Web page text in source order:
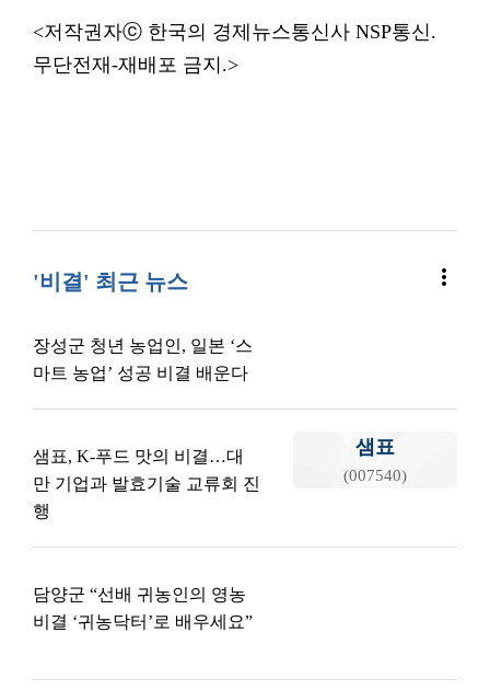
<저작권자ⓒ 한국의 경제뉴스통신사 NSP통신.
무단전재-재배포 금지.>
'비결' 최근 뉴스 more_vert
장성군 청년 농업인, 일본 ‘스
마트 농업’ 성공 비결 배운다
샘표
(007540)
샘표, K-푸드 맛의 비결…대
만 기업과 발효기술 교류회 진
행
담양군 “선배 귀농인의 영농
비결 ‘귀농닥터’로 배우세요”